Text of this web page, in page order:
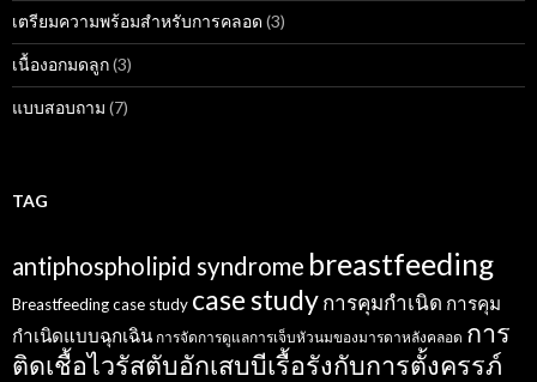
เตรียมความพร้อมสำหรับการคลอด (3)
เนื้องอกมดลูก(3)
แบบสอบถาม (7)
TAG
antiphospholipid syndrome breastfeeding
Breastfeeding case study case studyการคุมกำเนิด การคุม
กำเนิดแบบฉุกเฉิน การจัดการดูแลการเจ็บหัวนมของมารดาหลังคลอด การ
ติดเชื้อไวรัสตับอักเสบบีเรื้อรังกับการตั้งครรภ์